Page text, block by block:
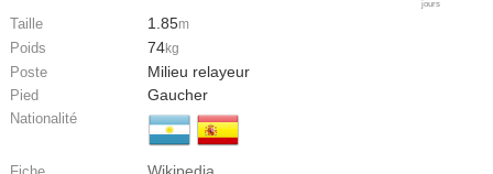
jours
Taille 1.85m
Poids 74kg
Poste Milieu relayeur
Pied Gaucher
Nationalité